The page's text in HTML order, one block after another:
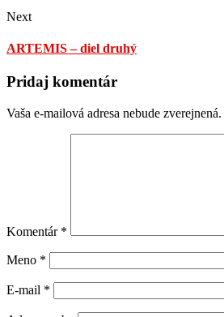
Next
ARTEMIS – diel druhý
Pridaj komentár
Vaša e-mailová adresa nebude zverejnená.
Komentár *
Meno *
E-mail *